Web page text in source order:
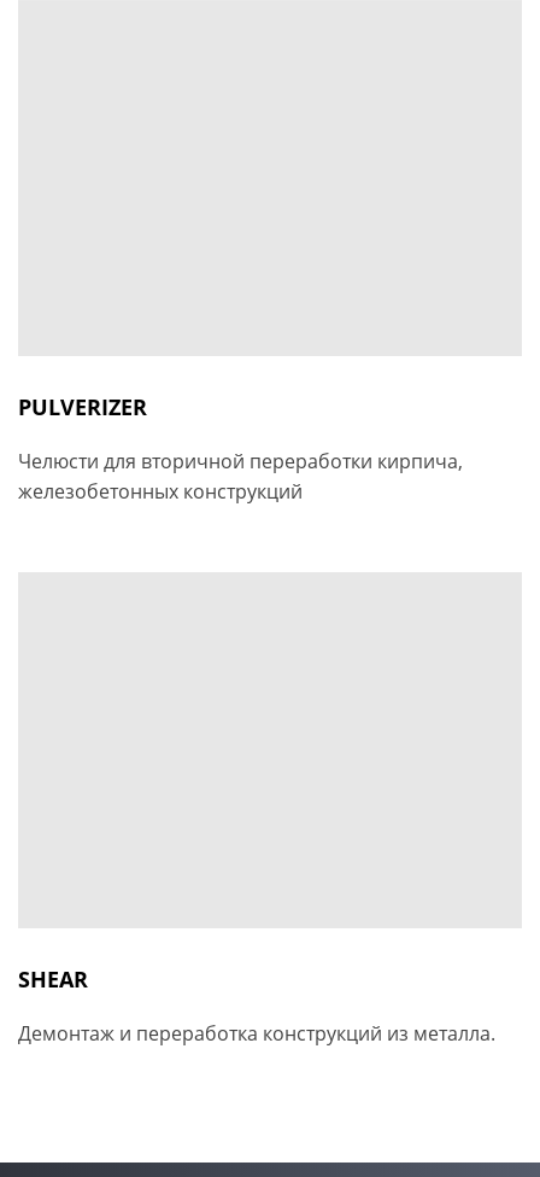
PULVERIZER
Челюсти для вторичной переработки кирпича,
железобетонных конструкций
SHEAR
Демонтаж и переработка конструкций из металла.